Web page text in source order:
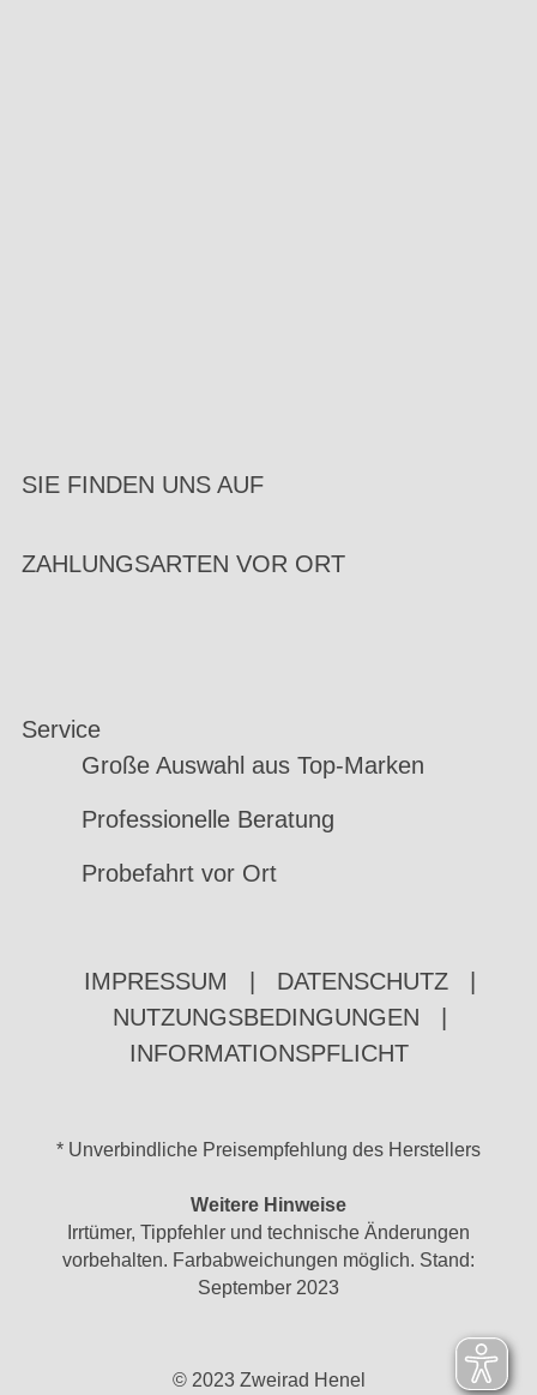
SIE FINDEN UNS AUF
ZAHLUNGSARTEN VOR ORT
Service
Große Auswahl aus Top-Marken
Professionelle Beratung
Probefahrt vor Ort
IMPRESSUM DATENSCHUTZ
NUTZUNGSBEDINGUNGEN
INFORMATIONSPFLICHT
* Unverbindliche Preisempfehlung des Herstellers
Weitere Hinweise
Irrtümer, Tippfehler und technische Änderungen
vorbehalten. Farbabweichungen möglich. Stand:
September 2023
© 2023 Zweirad Henel